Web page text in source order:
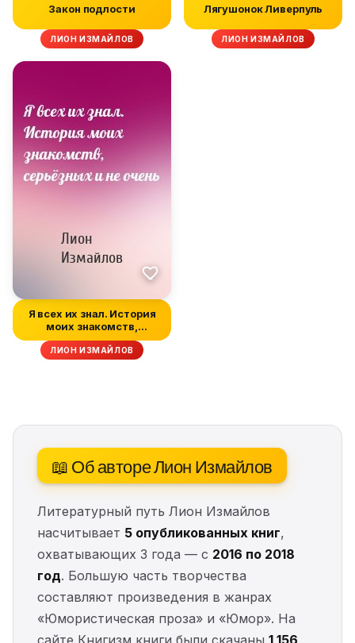
Закон подлости
ЛИОН ИЗМАЙЛОВ
Лягушонок Ливерпуль
ЛИОН ИЗМАЙЛОВ
Я всех их знал. История
моих знакомств,
серьёзных...
ЛИОН ИЗМАЙЛОВ
📖 Об авторе Лион Измайлов
Литературный путь Лион Измайлов
насчитывает 5 опубликованных книг,
охватывающих 3 года — с 2016 по 2018
год. Большую часть творчества
составляют произведения в жанрах
«Юмористическая проза» и «Юмор». На
сайте Книгизм книги были скачаны 1 156